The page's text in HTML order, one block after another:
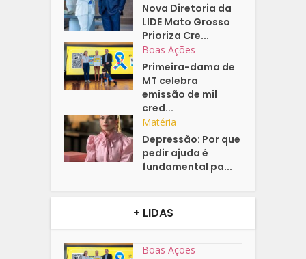
Nova Diretoria da
LIDE Mato Grosso
Prioriza Cre...
Boas Ações
Primeira-dama de
MT celebra
emissão de mil
cred...
Matéria
Depressão: Por que
pedir ajuda é
fundamental pa...
+ LIDAS
Boas Ações